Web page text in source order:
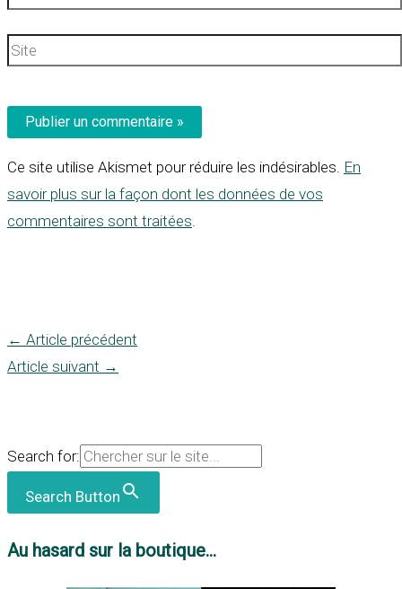
Site
Ce site utilise Akismet pour réduire les indésirables. En
savoir plus sur la façon dont les données de vos
commentaires sont traitées
← Article précédent
Article suivant →
Search for:
Search Button
Au hasard sur la boutique...